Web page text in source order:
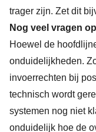
trager zijn. Zet dit
Nog veel vragen
Hoewel de
onduidelijkheden.
invoerrechten bij
technisch wordt
systemen nog niet
onduidelijk hoe de